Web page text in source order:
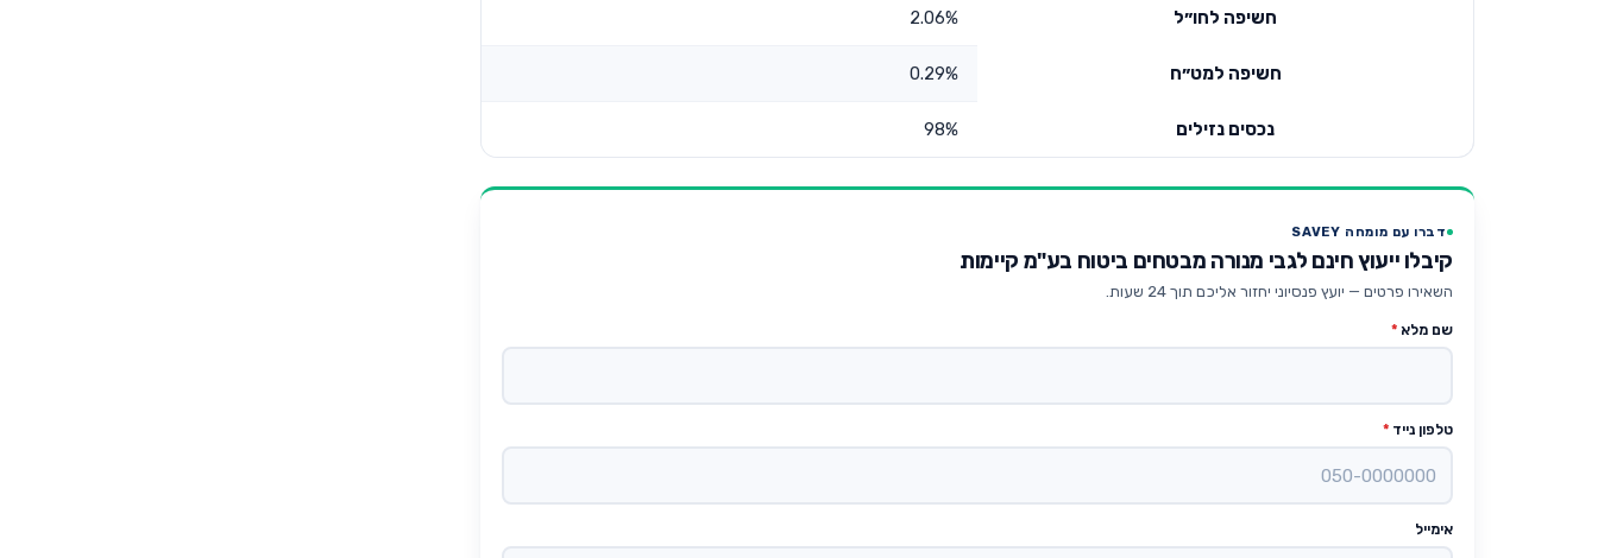
חשיפה לחו״ל 2.06%
חשיפה למט״ח 0.29%
נכסים נזילים 98%
דברו עם מומחה SAVEY
קיבלו ייעוץ חינם לגבי מנורה מבטחים ביטוח בע"מ קיימות
השאירו פרטים — יועץ פנסיוני יחזור אליכם תוך 24 שעות.
שם מלא *
טלפון נייד *
אימייל